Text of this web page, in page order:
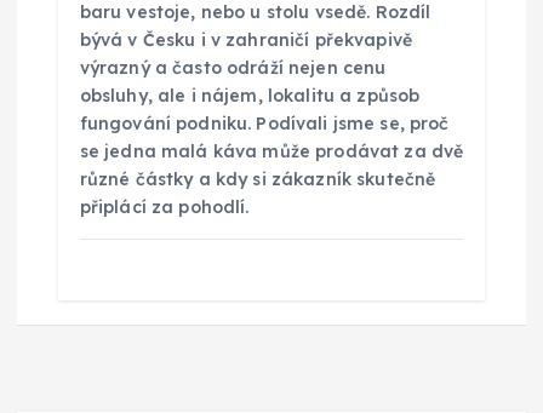
baru vestoje, nebo u stolu vsedě. Rozdíl
bývá v Česku i v zahraničí překvapivě
výrazný a často odráží nejen cenu
obsluhy, ale i nájem, lokalitu a způsob
fungování podniku. Podívali jsme se, proč
se jedna malá káva může prodávat za dvě
různé částky a kdy si zákazník skutečně
připlácí za pohodlí.